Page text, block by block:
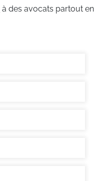
à des avocats partout en